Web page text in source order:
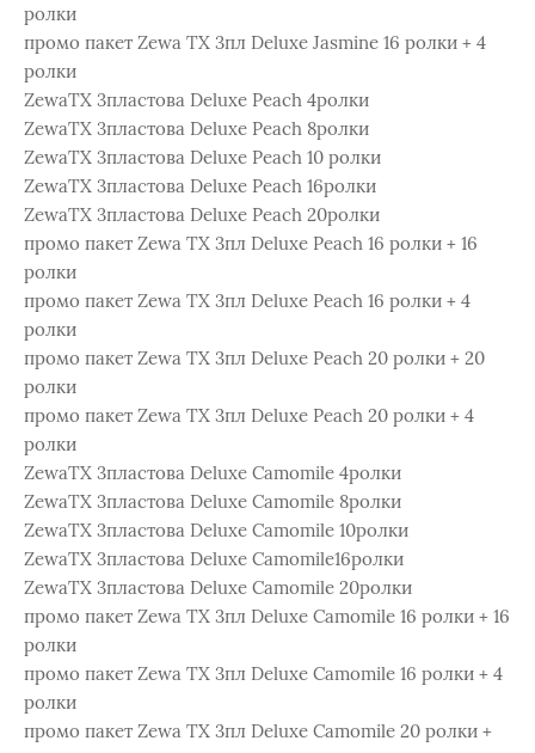
ролки
промо пакет Zewa ТХ 3пл Deluxe Jasmine 16 ролки + 4
ролки
ZewaТХ 3пластова Deluxe Peach 4pолки
ZewaТХ 3пластова Deluxe Peach 8pолки
ZewaТХ 3пластова Deluxe Peach 10 pолки
ZewaТХ 3пластова Deluxe Peach 16pолки
ZewaТХ 3пластова Deluxe Peach 20pолки
промо пакет Zewa ТХ 3пл Deluxe Peach 16 ролки + 16
ролки
промо пакет Zewa ТХ 3пл Deluxe Peach 16 ролки + 4
ролки
промо пакет Zewa ТХ 3пл Deluxe Peach 20 ролки + 20
ролки
промо пакет Zewa ТХ 3пл Deluxe Peach 20 ролки + 4
ролки
ZewaТХ 3пластова Deluxe Camomile 4ролки
ZewaТХ 3пластова Deluxe Camomile 8pолки
ZewaТХ 3пластова Deluxe Camomile 10ролки
ZewaТХ 3пластова Deluxe Camomile16ролки
ZewaТХ 3пластова Deluxe Camomile 20ролки
промо пакет Zewa ТХ 3пл Deluxe Camomile 16 ролки + 16
ролки
промо пакет Zewa ТХ 3пл Deluxe Camomile 16 ролки + 4
ролки
промо пакет Zewa ТХ 3пл Deluxe Camomile 20 ролки +